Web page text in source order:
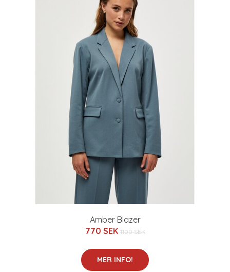
Amber Blazer
770 SEK 1100 SEK
MER INFO!